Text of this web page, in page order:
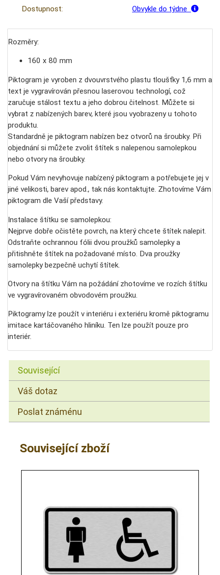
Dostupnost:
Obvykle do týdne
Rozměry:
160 x 80 mm
Piktogram je vyroben z dvouvrstvého plastu tloušťky 1,6 mm a
text je vygravírován přesnou laserovou technologí, což
zaručuje stálost textu a jeho dobrou čitelnost. Můžete si
vybrat z nabízených barev, které jsou vyobrazeny u tohoto
produktu.
Standardně je piktogram nabízen bez otvorů na šroubky. Při
objednání si můžete zvolit štítek s nalepenou samolepkou
nebo otvory na šroubky.
Pokud Vám nevyhovuje nabízený piktogram a potřebujete jej v
jiné velikosti, barev apod., tak nás kontaktujte. Zhotovíme Vám
piktogram dle Vaší představy.
Instalace štítku se samolepkou:
Nejprve dobře očistěte povrch, na který chcete štítek nalepit.
Odstraňte ochrannou fólii dvou proužků samolepky a
přitishněte štítek na požadované místo. Dva proužky
samolepky bezpečně uchytí štítek.
Otvory na štítku Vám na požádání zhotovíme ve rozích štítku
ve vygravírovaném obvodovém proužku.
Piktogramy lze použít v interiéru i exteriéru kromě piktogramu
imitace kartáčovaného hliníku. Ten lze použít pouze pro
interiér.
Související
Váš dotaz
Poslat známénu
Související zboží